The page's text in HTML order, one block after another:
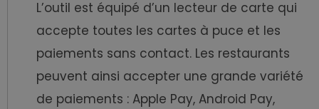
L’outil est équipé d’un lecteur de carte qui
accepte toutes les cartes à puce et les
paiements sans contact. Les restaurants
peuvent ainsi accepter une grande variété
de paiements : Apple Pay, Android Pay,